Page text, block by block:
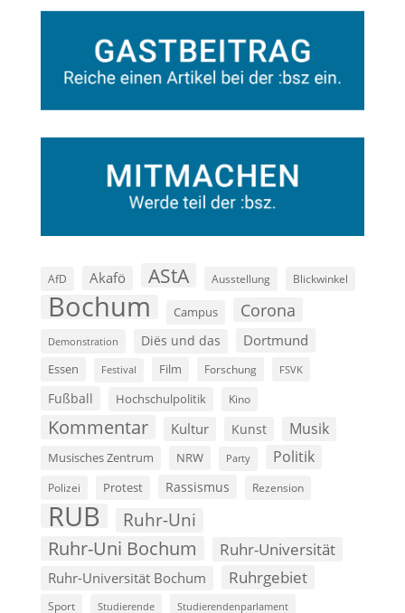
AfD Akafö AStA Ausstellung Blickwinkel
Bochum Campus Corona
Demonstration Diës und das Dortmund
Essen Festival Film Forschung FSVK
Fußball Hochschulpolitik Kino
Kommentar Kultur Kunst Musik
Musisches Zentrum NRW Party Politik
Polizei Protest Rassismus Rezension
RUB Ruhr-Uni
Ruhr-Uni Bochum Ruhr-Universität
Ruhr-Universität Bochum Ruhrgebiet
Sport Studierende Studierendenparlament